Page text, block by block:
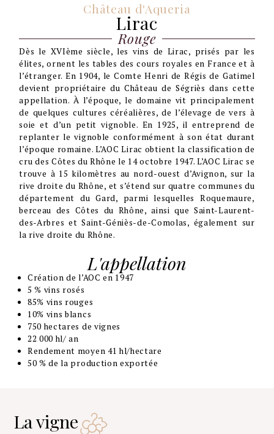
Château d'Aqueria
Lirac
Rouge
Dès le XVIème siècle, les vins de Lirac, prisés par les
élites, ornent les tables des cours royales en France et à
l’étranger. En 1904, le Comte Henri de Régis de Gatimel
devient propriétaire du Château de Ségriès dans cette
appellation. À l’époque, le domaine vit principalement
de quelques cultures céréalières, de l’élevage de vers à
soie et d’un petit vignoble. En 1925, il entreprend de
replanter le vignoble conformément à son état durant
l’époque romaine. L’AOC Lirac obtient la classification de
cru des Côtes du Rhône le 14 octobre 1947. L’AOC Lirac se
trouve à 15 kilomètres au nord-ouest d’Avignon, sur la
rive droite du Rhône, et s’étend sur quatre communes du
département du Gard, parmi lesquelles Roquemaure,
berceau des Côtes du Rhône, ainsi que Saint-Laurent-
des-Arbres et Saint-Géniès-de-Comolas, également sur
la rive droite du Rhône.
L'appellation
Création de l’AOC en 1947
5 % vins rosés
85% vins rouges
10% vins blancs
750 hectares de vignes
22 000 hl/ an
Rendement moyen 41 hl/hectare
50 % de la production exportée
La vigne